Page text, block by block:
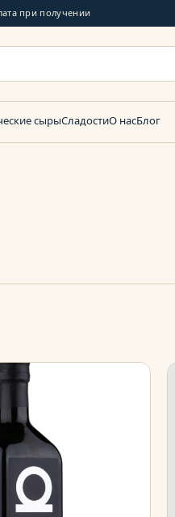
при получении
сырыСладостиО насБлог